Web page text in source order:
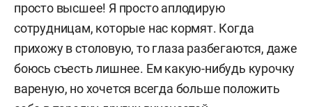
просто высшее! Я просто аплодирую
сотрудницам, которые нас кормят. Когда
прихожу в столовую, то глаза разбегаются, даже
боюсь съесть лишнее. Ем какую-нибудь курочку
вареную, но хочется всегда больше положить